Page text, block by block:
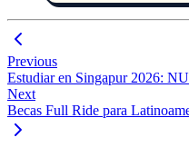
Previous
Estudiar en Singapur 2026:
Next
Becas Full Ride para